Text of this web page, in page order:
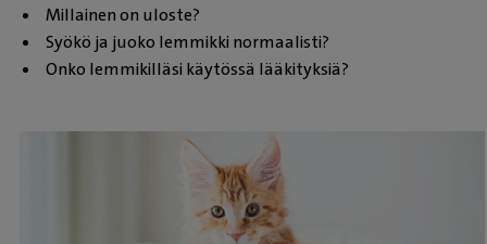
Millainen on uloste?
Syökö ja juoko lemmikki normaalisti?
Onko lemmikilläsi käytössä lääkityksiä?